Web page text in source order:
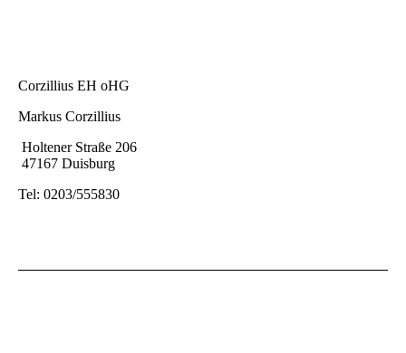
Corzillius EH oHG
Markus Corzillius
Holtener Straße 206
47167 Duisburg
Tel: 0203/555830